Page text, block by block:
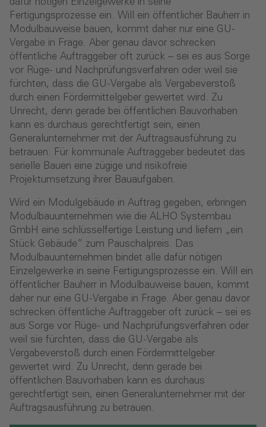
dafür nötigen Einzelgewerke in seine
Fertigungsprozesse ein. Will ein öffentlicher Bauherr in
Modulbauweise bauen, kommt daher nur eine GU-
Vergabe in Frage. Aber genau davor schrecken
öffentliche Auftraggeber oft zurück – sei es aus Sorge
vor Rüge- und Nachprüfungsverfahren oder weil sie
fürchten, dass die GU-Vergabe als Vergabeverstoß
durch einen Fördermittelgeber gewertet wird. Zu
Unrecht, denn gerade bei öffentlichen Bauvorhaben
kann es durchaus gerechtfertigt sein, einen
Generalunternehmer mit der Auftragsausführung zu
betrauen. Für kommunale Auftraggeber bedeutet das
serielle Bauen eine zügige und risikofreie
Projektumsetzung ihrer Bauaufgaben.
Wird ein Modulgebäude in Auftrag gegeben, erbringen
Modulbauunternehmen wie die ALHO Systembau
GmbH eine schlüsselfertige Leistung und liefern „ein
Stück Gebäude” zum Pauschalpreis. Das
Modulbauunternehmen bindet alle dafür nötigen
Einzelgewerke in seine Fertigungsprozesse ein. Will ein
öffentlicher Bauherr in Modulbauweise bauen, kommt
daher nur eine GU-Vergabe in Frage. Aber genau davor
schrecken öffentliche Auftraggeber oft zurück – sei es
aus Sorge vor Rüge- und Nachprüfungsverfahren oder
weil sie fürchten, dass die GU-Vergabe als
Vergabeverstoß durch einen Fördermittelgeber
gewertet wird. Zu Unrecht, denn gerade bei
öffentlichen Bauvorhaben kann es durchaus
gerechtfertigt sein, einen Generalunternehmer mit der
Auftragsausführung zu betrauen.